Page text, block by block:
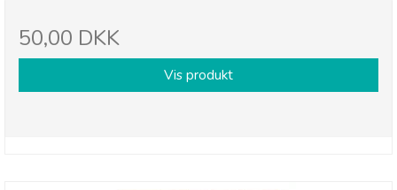
50,00 DKK
Vis produkt